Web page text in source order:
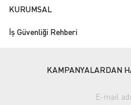
KURUMSAL
İş Güvenliği Rehberi
KAMPANYALARDAN